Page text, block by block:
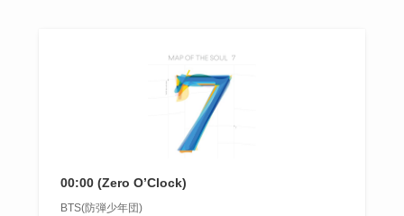
00:00 (Zero O’Clock)
BTS(防弾少年団)